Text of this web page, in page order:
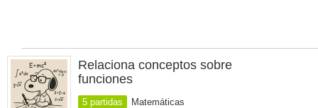
Relaciona conceptos sobre
funciones
5 partidas Matemáticas